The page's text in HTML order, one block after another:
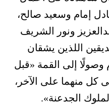
إمام وسعيد صالح،
ونور الشريف
اللذين يشقان
وصولًا إلى القمة «قبل
كل منهما على الآخر،
الجدعنة».